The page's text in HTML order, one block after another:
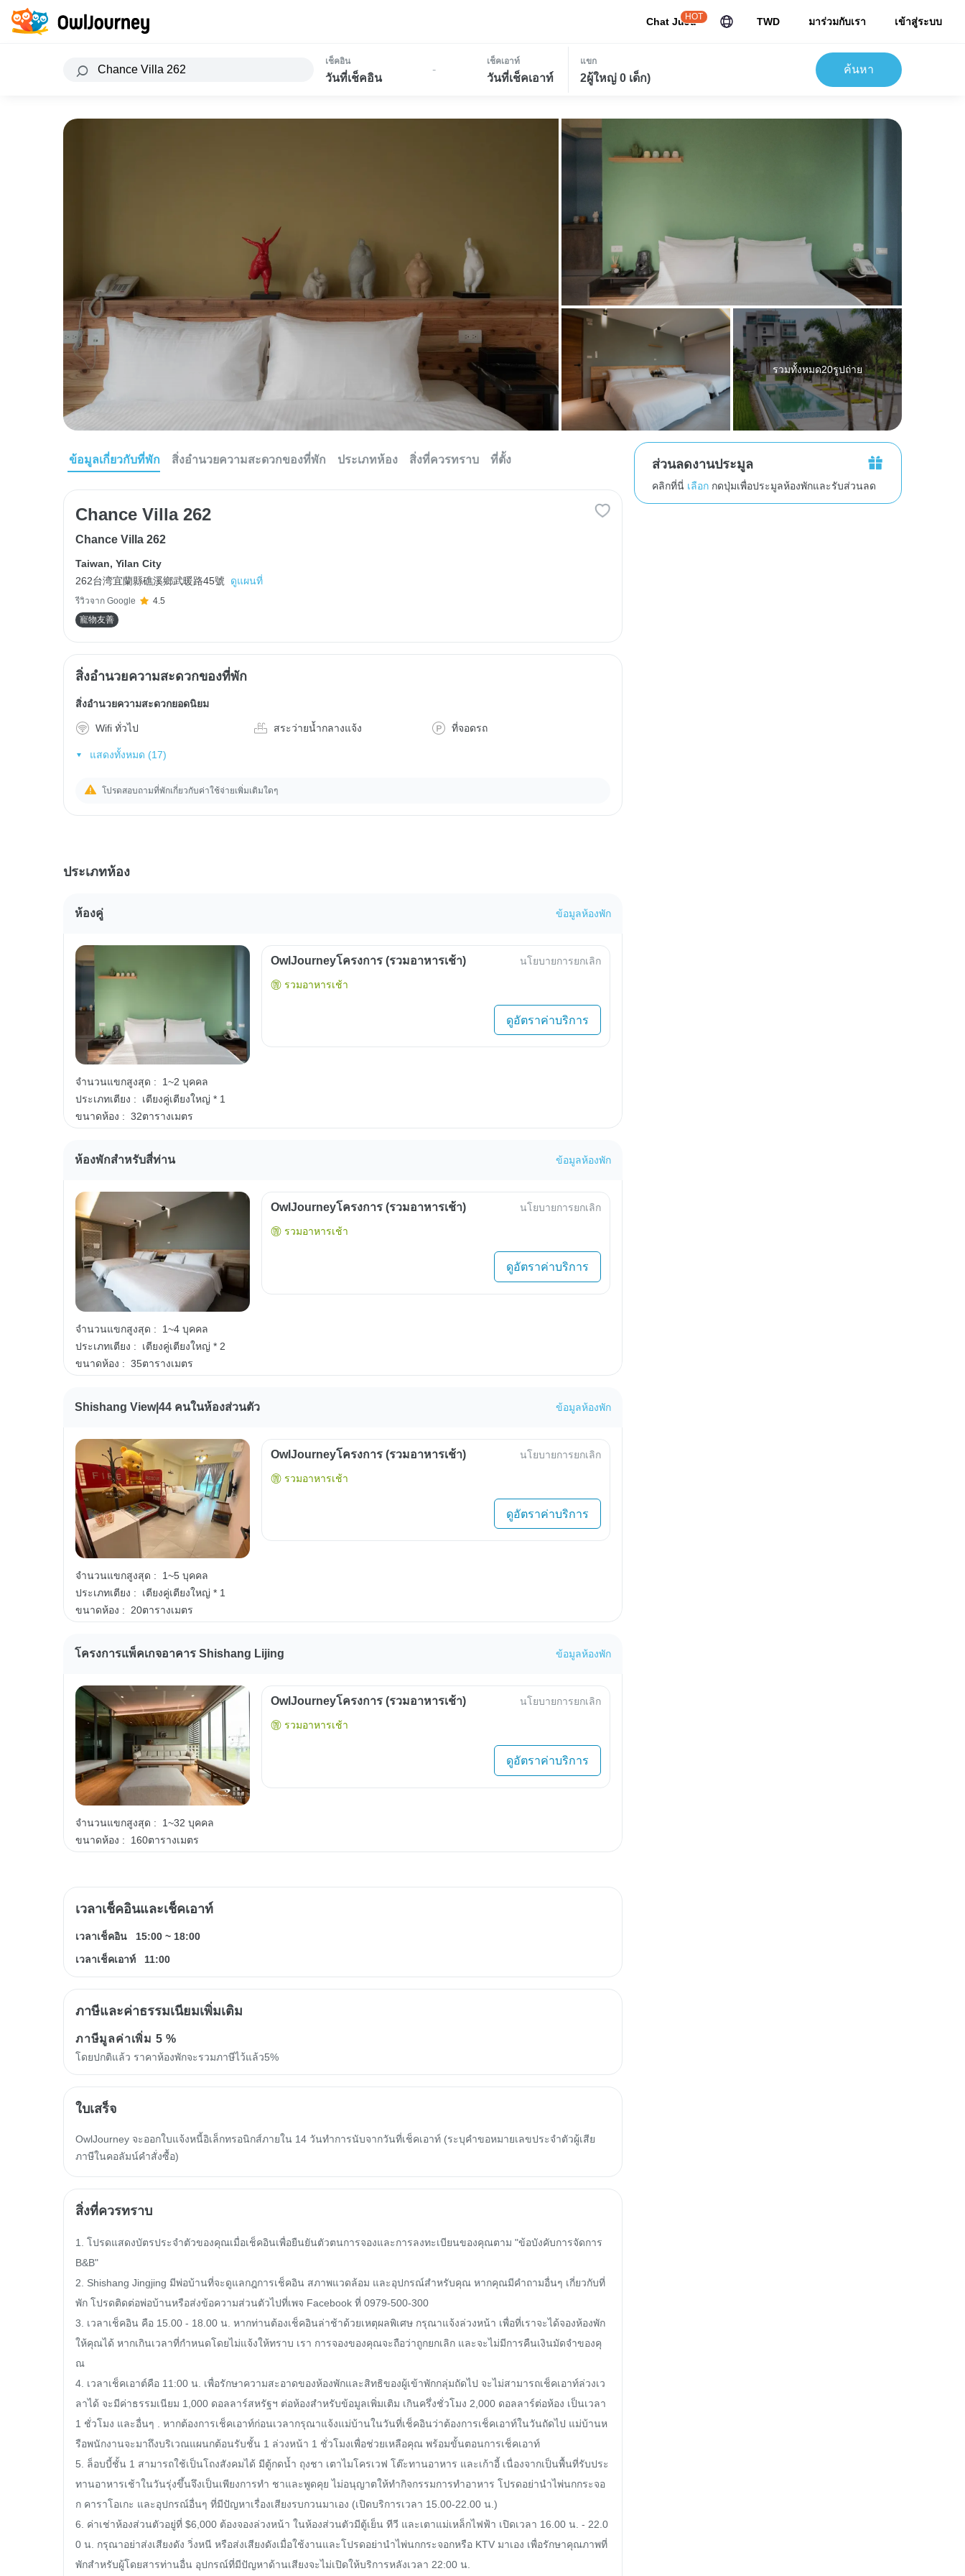
Chat JuJu
HOT TWD มาร่วมกับเรา เข้าสู่ระบบ
เช็คอิน
วันที่เช็คอิน
-
เช็คเอาท์
วันที่เช็คเอาท์
แขก
2ผู้ใหญ่ 0 เด็ก)
ค้นหา
รวมทั้งหมด20รูปถ่าย
ข้อมูลเกี่ยวกับที่พัก สิ่งอำนวยความสะดวกของที่พัก ประเภทห้อง สิ่งที่ควรทราบ ที่ตั้ง
Chance Villa 262
Chance Villa 262
Taiwan, Yilan City
262台湾宜蘭縣礁溪鄉武暖路45號
ดูแผนที่
รีวิวจาก Google
4.5
寵物友善
สิ่งอำนวยความสะดวกของที่พัก
สิ่งอำนวยความสะดวกยอดนิยม
Wifi ทั่วไป สระว่ายน้ำกลางแจ้ง ที่จอดรถ
แสดงทั้งหมด (17)
โปรดสอบถามที่พักเกี่ยวกับค่าใช้จ่ายเพิ่มเติมใดๆ
ประเภทห้อง
ห้องคู่ ข้อมูลห้องพัก
จำนวนแขกสูงสุด :
1~2 บุคคล
ประเภทเตียง :
เตียงคู่เตียงใหญ่ * 1
ขนาดห้อง : 32ตารางเมตร
OwlJourneyโครงการ (รวมอาหารเช้า) นโยบายการยกเลิก
รวมอาหารเช้า
ดูอัตราค่าบริการ
ห้องพักสำหรับสี่ท่าน ข้อมูลห้องพัก
จำนวนแขกสูงสุด :
1~4 บุคคล
ประเภทเตียง :
เตียงคู่เตียงใหญ่ * 2
ขนาดห้อง : 35ตารางเมตร
OwlJourneyโครงการ (รวมอาหารเช้า) นโยบายการยกเลิก
รวมอาหารเช้า
ดูอัตราค่าบริการ
Shishang View|44 คนในห้องส่วนตัว ข้อมูลห้องพัก
จำนวนแขกสูงสุด :
1~5 บุคคล
ประเภทเตียง :
เตียงคู่เตียงใหญ่ * 1
ขนาดห้อง : 20ตารางเมตร
OwlJourneyโครงการ (รวมอาหารเช้า) นโยบายการยกเลิก
รวมอาหารเช้า
ดูอัตราค่าบริการ
โครงการแพ็คเกจอาคาร Shishang Lijing ข้อมูลห้องพัก
จำนวนแขกสูงสุด :
1~32 บุคคล
ขนาดห้อง :
160ตารางเมตร
OwlJourneyโครงการ (รวมอาหารเช้า) นโยบายการยกเลิก
รวมอาหารเช้า
ดูอัตราค่าบริการ
เวลาเช็คอินและเช็คเอาท์
เวลาเช็คอิน 15:00 ~ 18:00
เวลาเช็คเอาท์
11:00
ภาษีและค่าธรรมเนียมเพิ่มเติม
ภาษีมูลค่าเพิ่ม 5 %
โดยปกติแล้ว ราคาห้องพักจะรวมภาษีไว้แล้ว5%
ใบเสร็จ
OwlJourney จะออกใบแจ้งหนี้อิเล็กทรอนิกส์ภายใน 14 วันทำการนับจากวันที่เช็คเอาท์ (ระบุคำขอหมายเลขประจำตัวผู้เสีย
ภาษีในคอลัมน์คำสั่งซื้อ)
สิ่งที่ควรทราบ
1. โปรดแสดงบัตรประจำตัวของคุณเมื่อเช็คอินเพื่อยืนยันตัวตนการจองและการลงทะเบียนของคุณตาม "ข้อบังคับการจัดการ
B&B"
2. Shishang Jingjing มีพ่อบ้านที่จะดูแลกฎการเช็คอิน สภาพแวดล้อม และอุปกรณ์สำหรับคุณ หากคุณมีคำถามอื่นๆ เกี่ยวกับที่
พัก โปรดติดต่อพ่อบ้านหรือส่งข้อความส่วนตัวไปที่เพจ Facebook ที่ 0979-500-300
3. เวลาเช็คอิน คือ 15.00 - 18.00 น. หากท่านต้องเช็คอินล่าช้าด้วยเหตุผลพิเศษ กรุณาแจ้งล่วงหน้า เพื่อที่เราจะได้จองห้องพัก
ให้คุณได้ หากเกินเวลาที่กำหนดโดยไม่แจ้งให้ทราบ เรา การจองของคุณจะถือว่าถูกยกเลิก และจะไม่มีการคืนเงินมัดจำของคุ
ณ
4. เวลาเช็คเอาต์คือ 11:00 น. เพื่อรักษาความสะอาดของห้องพักและสิทธิของผู้เข้าพักกลุ่มถัดไป จะไม่สามารถเช็คเอาท์ล่วงเว
ลาได้ จะมีค่าธรรมเนียม 1,000 ดอลลาร์สหรัฐฯ ต่อห้องสำหรับข้อมูลเพิ่มเติม เกินครึ่งชั่วโมง 2,000 ดอลลาร์ต่อห้อง เป็นเวลา
1 ชั่วโมง และอื่นๆ . หากต้องการเช็คเอาท์ก่อนเวลากรุณาแจ้งแม่บ้านในวันที่เช็คอินว่าต้องการเช็คเอาท์ในวันถัดไป แม่บ้านห
รือพนักงานจะมาถึงบริเวณแผนกต้อนรับชั้น 1 ล่วงหน้า 1 ชั่วโมงเพื่อช่วยเหลือคุณ พร้อมขั้นตอนการเช็คเอาท์
5. ล็อบบี้ชั้น 1 สามารถใช้เป็นโถงสังคมได้ มีตู้กดน้ำ ถุงชา เตาไมโครเวฟ โต๊ะทานอาหาร และเก้าอี้ เนื่องจากเป็นพื้นที่รับประ
ทานอาหารเช้าในวันรุ่งขึ้นจึงเป็นเพียงการทำ ชาและพูดคุย ไม่อนุญาตให้ทำกิจกรรมการทำอาหาร โปรดอย่านำไพ่นกกระจอ
ก คาราโอเกะ และอุปกรณ์อื่นๆ ที่มีปัญหาเรื่องเสียงรบกวนมาเอง (เปิดบริการเวลา 15.00-22.00 น.)
6. ค่าเช่าห้องส่วนตัวอยู่ที่ $6,000 ต้องจองล่วงหน้า ในห้องส่วนตัวมีตู้เย็น ทีวี และเตาแม่เหล็กไฟฟ้า เปิดเวลา 16.00 น. - 22.0
0 น. กรุณาอย่าส่งเสียงดัง วิ่งหนี หรือส่งเสียงดังเมื่อใช้งานและโปรดอย่านำไพ่นกกระจอกหรือ KTV มาเอง เพื่อรักษาคุณภาพที่
พักสำหรับผู้โดยสารท่านอื่น อุปกรณ์ที่มีปัญหาด้านเสียงจะไม่เปิดให้บริการหลังเวลา 22:00 น.
ส่วนลดงานประมูล
คลิกที่นี่เลือก กดปุ่มเพื่อประมูลห้องพักและรับส่วนลด